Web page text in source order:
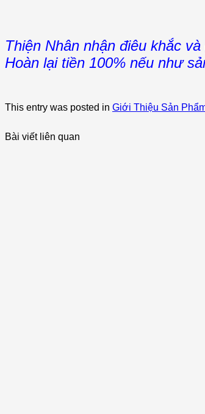
Thiện Nhân nhận điêu khắc
Hoàn lại tiền 100% nếu như
This entry was posted in Giới Thiệu Sản
Bài viết liên quan